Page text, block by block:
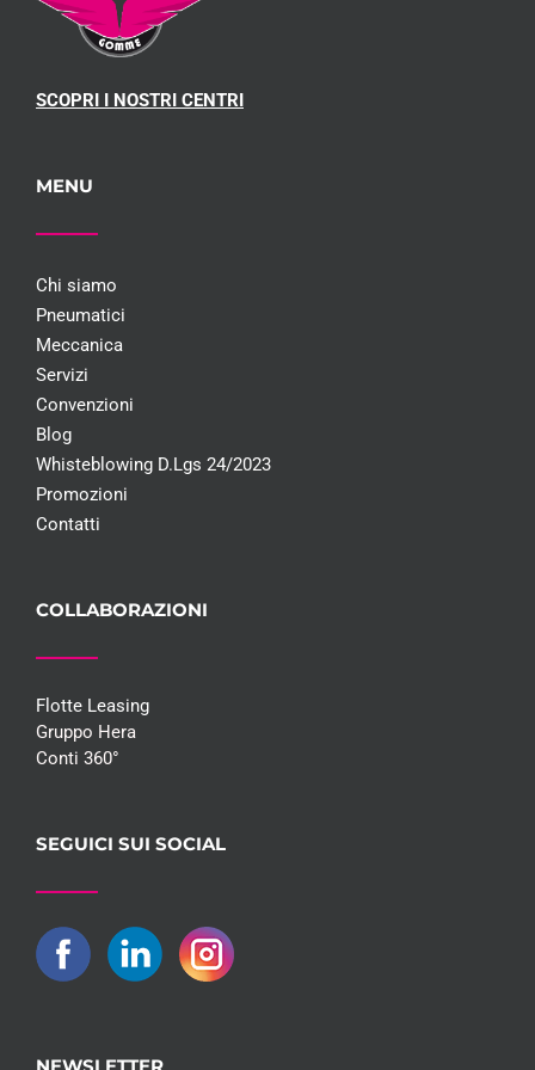
SCOPRI I NOSTRI CENTRI
MENU
Chi siamo
Pneumatici
Meccanica
Servizi
Convenzioni
Blog
Whisteblowing D.Lgs 24/2023
Promozioni
Contatti
COLLABORAZIONI
Flotte Leasing
Gruppo Hera
Conti 360°
SEGUICI SUI SOCIAL